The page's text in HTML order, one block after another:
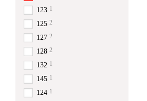
123 1
125 2
127 2
128 2
132 1
145 1
124 1